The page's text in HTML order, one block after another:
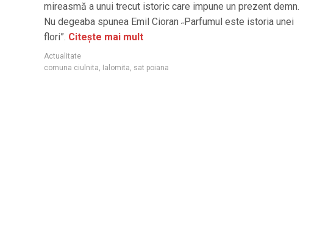
mireasmă a unui trecut istoric care impune un prezent demn.
Nu degeaba spunea Emil Cioran ˶Parfumul este istoria unei
flori”. Citește mai mult
Actualitate
comuna ciulnita, Ialomita, sat poiana